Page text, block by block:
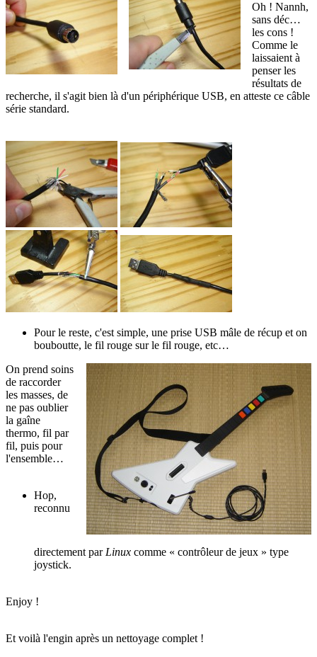
Oh ! Nannh,
sans déc…
les cons !
Comme le
laissaient à
penser les
résultats de
recherche, il s'agit bien là d'un périphérique USB, en atteste ce câble
série standard.
Pour le reste, c'est simple, une prise USB mâle de récup et on
bouboutte, le fil rouge sur le fil rouge, etc…
On prend soins
de raccorder
les masses, de
ne pas oublier
la gaîne
thermo, fil par
fil, puis pour
l'ensemble…
Hop,
reconnu
directement par Linux comme « contrôleur de jeux » type
joystick.
Enjoy !
Et voilà l'engin après un nettoyage complet !